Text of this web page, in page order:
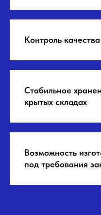
Контроль
Стабильное
крытых складах
Возможность
под требования